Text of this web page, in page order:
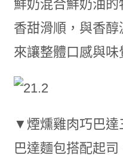
鮮奶混合鮮奶油
香甜滑順，與香
來讓整體口感與味
▼煙燻雞肉巧巴達
巴達麵包搭配起